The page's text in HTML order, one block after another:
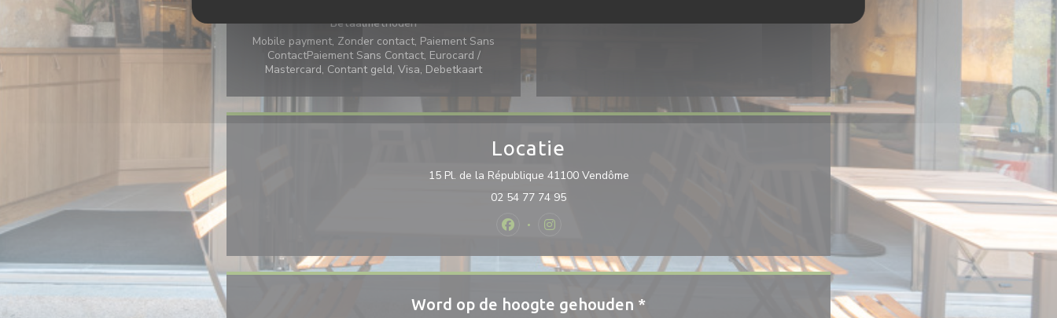
Betaalmethoden
Mobile payment, Zonder contact, Paiement Sans
ContactPaiement Sans Contact, Eurocard /
Mastercard, Contant geld, Visa, Debetkaart
Locatie
15 Pl. de la République 41100 Vendôme((opent in een nieuw venster))
02 54 77 74 95
Facebook ((opent in een nieuw venster))
Instagram ((opent in een nieuw venster))
Word op de hoogte gehouden *